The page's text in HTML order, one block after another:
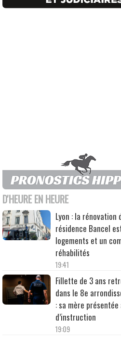
D'HEURE EN HEURE
Lyon : la rénovation
résidence Bancel
logements et un
réhabilités
19:41
Fillette de 3 ans
dans le 8e
: sa mère présentée
d’instruction
19:09